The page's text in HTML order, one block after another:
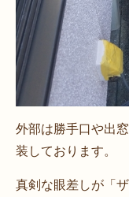
外部は勝手口や出
装しております。
真剣な眼差しが「